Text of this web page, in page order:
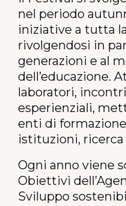
nel periodo
iniziative a tutta
rivolgendosi in
generazioni e al
dell’educazione.
laboratori,
esperienziali,
enti di
istituzioni,
Ogni anno viene
Obiettivi
Sviluppo